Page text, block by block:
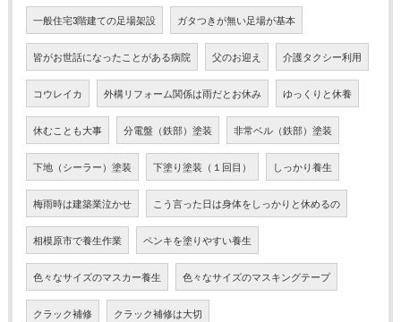
一般住宅3階建ての足場架設 ガタつきが無い足場が基本
皆がお世話になったことがある病院 父のお迎え 介護タクシー利用
コウレイカ 外構リフォーム関係は雨だとお休み ゆっくりと休養
休むことも大事 分電盤（鉄部）塗装 非常ベル（鉄部）塗装
下地（シーラー）塗装 下塗り塗装（１回目） しっかり養生
梅雨時は建築業泣かせ こう言った日は身体をしっかりと休めるの
相模原市で養生作業 ペンキを塗りやすい養生
色々なサイズのマスカー養生 色々なサイズのマスキングテープ
クラック補修 クラック補修は大切